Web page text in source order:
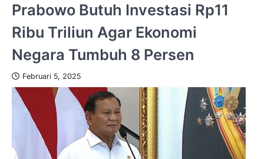
Prabowo Butuh Investasi Rp11
Ribu Triliun Agar Ekonomi
Negara Tumbuh 8 Persen
Februari 5, 2025